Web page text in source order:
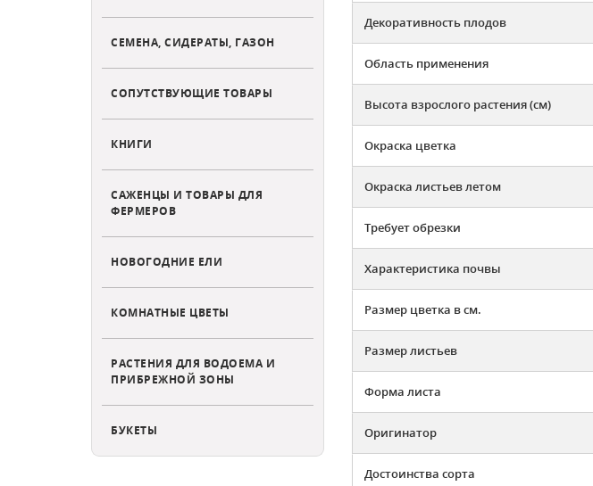
СЕМЕНА, СИДЕРАТЫ, ГАЗОН
СОПУТСТВУЮЩИЕ ТОВАРЫ
КНИГИ
САЖЕНЦЫ И ТОВАРЫ ДЛЯ
ФЕРМЕРОВ
НОВОГОДНИЕ ЕЛИ
КОМНАТНЫЕ ЦВЕТЫ
РАСТЕНИЯ ДЛЯ ВОДОЕМА И
ПРИБРЕЖНОЙ ЗОНЫ
БУКЕТЫ
Декоративность плодов
Область применения
Высота взрослого растения (см)
Окраска цветка
Окраска листьев летом
Требует обрезки
Характеристика почвы
Размер цветка в см.
Размер листьев
Форма листа
Оригинатор
Достоинства сорта